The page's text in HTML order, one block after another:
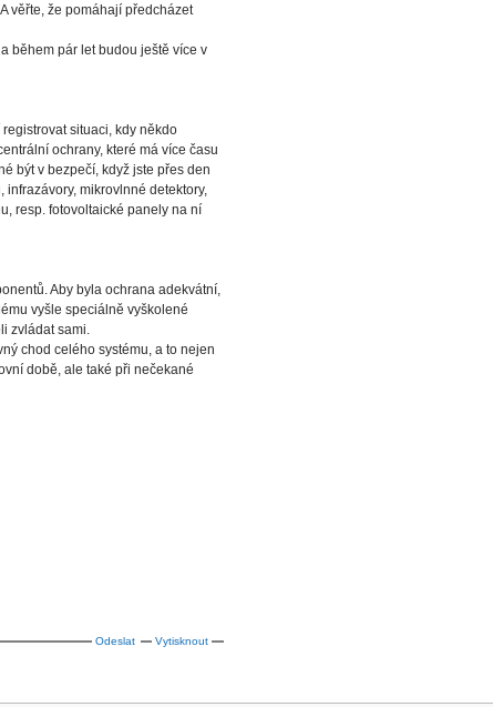
věřte, že pomáhají předcházet
během pár let budou ještě více v
situaci, kdy někdo
ochrany, které má více času
být v bezpečí, když jste přes den
mikrovlnné detektory,
resp. fotovoltaické panely na ní
Aby byla ochrana adekvátní,
vyšle speciálně vyškolené
zvládat sami.
chod celého systému, a to nejen
době, ale také při nečekané
Odeslat Vytisknout